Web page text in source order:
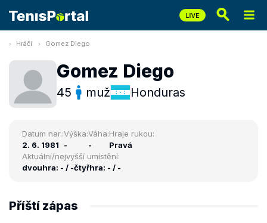
Hráči Gomez Diego
Gomez Diego
45 muž Honduras
Datum nar.:
2. 6. 1981
Výška:
-
Váha:
-
Hraje rukou:
Pravá
Aktuální/nejvyšší umístění:
dvouhra: - / -čtyřhra: - / -
Příští zápas